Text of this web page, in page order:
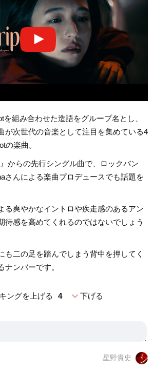
を組み合わせた造語をグループ名とし、
が次世代の音楽として注目を集めている4
の楽曲。
からの先行シングル曲で、ロックバン
さんによる楽曲プロデュースでも話題を
る爽やかなイントロや疾走感のあるアン
待感を高めてくれるのではないでしょう
も二の足を踏んでしまう背中を押してく
ナンバーです。
ングを上げる 4 expand_more下げる
星野貴史